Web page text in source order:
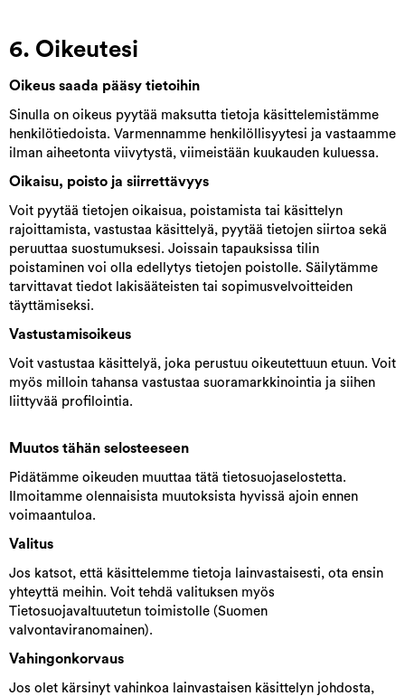
6. Oikeutesi
Oikeus saada pääsy tietoihin
Sinulla on oikeus pyytää maksutta tietoja käsittelemistämme
henkilötiedoista. Varmennamme henkilöllisyytesi ja vastaamme
ilman aiheetonta viivytystä, viimeistään kuukauden kuluessa.
Oikaisu, poisto ja siirrettävyys
Voit pyytää tietojen oikaisua, poistamista tai käsittelyn
rajoittamista, vastustaa käsittelyä, pyytää tietojen siirtoa sekä
peruuttaa suostumuksesi. Joissain tapauksissa tilin
poistaminen voi olla edellytys tietojen poistolle. Säilytämme
tarvittavat tiedot lakisääteisten tai sopimusvelvoitteiden
täyttämiseksi.
Vastustamisoikeus
Voit vastustaa käsittelyä, joka perustuu oikeutettuun etuun. Voit
myös milloin tahansa vastustaa suoramarkkinointia ja siihen
liittyvää profilointia.
Muutos tähän selosteeseen
Pidätämme oikeuden muuttaa tätä tietosuojaselostetta.
Ilmoitamme olennaisista muutoksista hyvissä ajoin ennen
voimaantuloa.
Valitus
Jos katsot, että käsittelemme tietoja lainvastaisesti, ota ensin
yhteyttä meihin. Voit tehdä valituksen myös
Tietosuojavaltuutetun toimistolle (Suomen
valvontaviranomainen).
Vahingonkorvaus
Jos olet kärsinyt vahinkoa lainvastaisen käsittelyn johdosta,